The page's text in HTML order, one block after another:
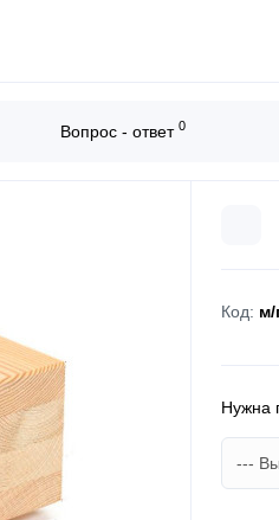
Вопрос - ответ 0
Код: м/
Нужна